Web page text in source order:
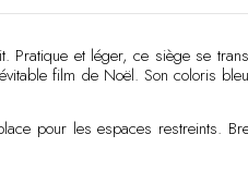
Pratique et léger, ce siège se
film de Noël. Son coloris
pour les espaces restreints.